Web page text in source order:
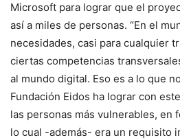
Microsoft para lograr que el
así a miles de personas. “En el
necesidades, casi para cualquier
ciertas competencias
al mundo digital. Eso es a lo que
Fundación Eidos ha lograr con
las personas más vulnerables, en
lo cual -además- era un requisito